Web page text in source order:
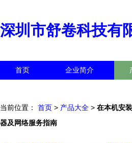
深圳市舒卷科技有
首页 企业简介
当前位置： 首页 > 产品大全 > 在本机安
器及网络服务指南